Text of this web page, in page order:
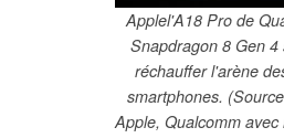
Applel'A18 Pro de
Snapdragon 8 Gen 4
réchauffer l'arène
smartphones.
Apple, Qualcomm avec